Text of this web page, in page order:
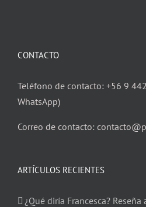
CONTACTO
Teléfono de contacto: +56 9
WhatsApp)
Correo de contacto:
ARTÍCULOS RECIENTES
¿Qué diría Francesca?